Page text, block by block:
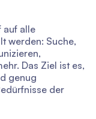
auf alle
werden: Suche,
Das Ziel ist es,
genug
der